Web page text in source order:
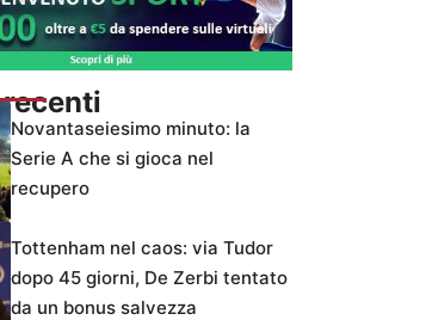
Novantaseiesimo minuto: la
Serie A che si gioca nel
recupero
Tottenham nel caos: via Tudor
dopo 45 giorni, De Zerbi tentato
da un bonus salvezza